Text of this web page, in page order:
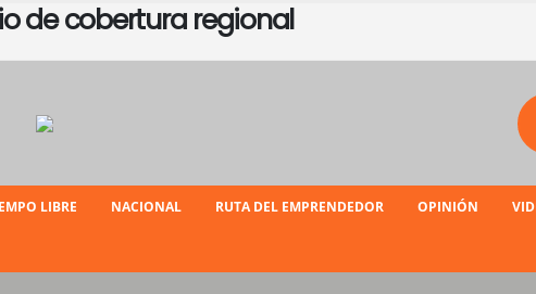
de cobertura regional
LIBRE NACIONAL RUTA DEL EMPRENDEDOR OPINIÓN